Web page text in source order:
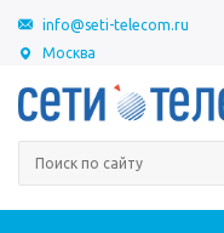
Москва
info@seti-telecom.ru